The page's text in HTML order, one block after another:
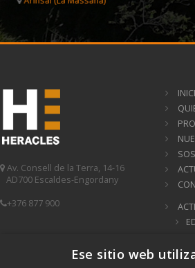
Av. Consell de la Terra, 14-16
AD700 Escaldes-Engordany
+376 877 900
Ese sitio web